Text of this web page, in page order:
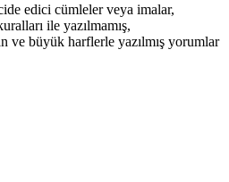
edici cümleler veya imalar,
ile yazılmamış,
ve büyük harflerle yazılmış yorumlar